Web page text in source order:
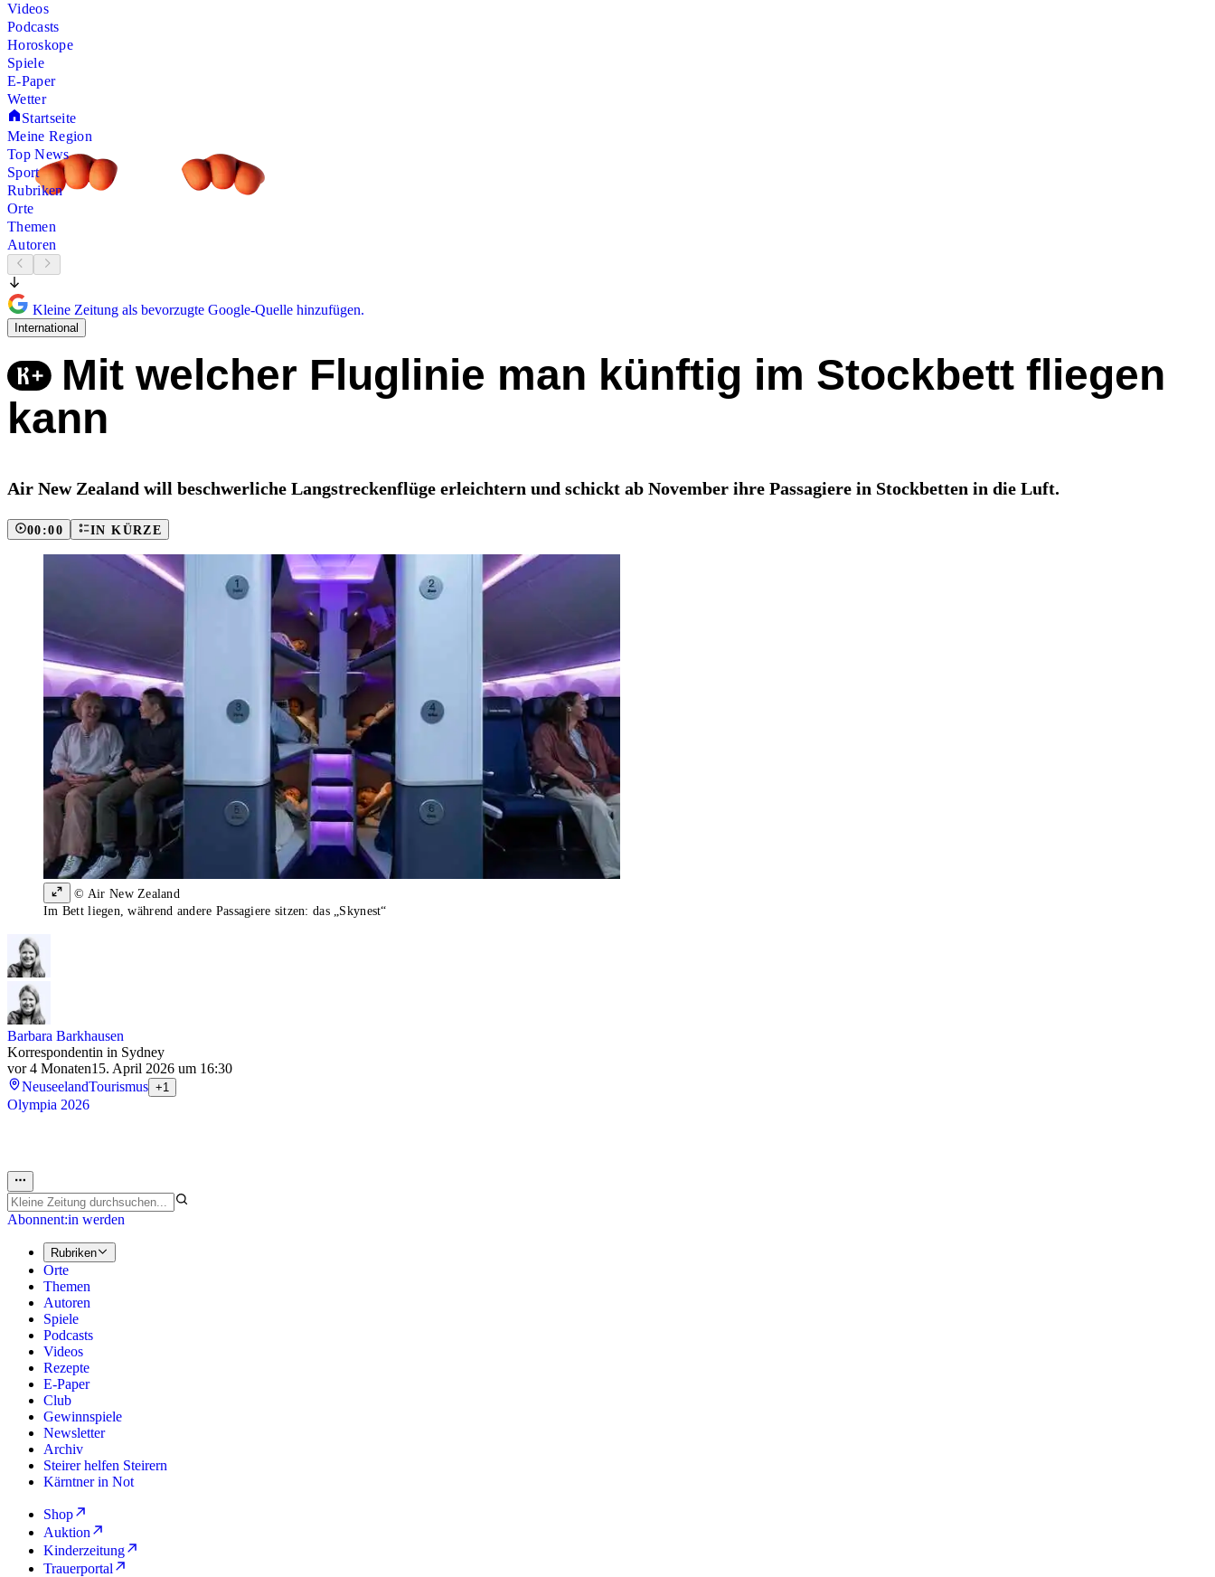
Videos
Podcasts
Horoskope
Spiele
E-Paper
Wetter
Startseite
Meine Region
Top News
Sport
Rubriken
Orte
Themen
Autoren
Kleine Zeitung als bevorzugte Google-Quelle hinzufügen.
International
Mit welcher Fluglinie man künftig im Stockbett fliegen
kann
Air New Zealand will beschwerliche Langstreckenflüge erleichtern und schickt ab November ihre Passagiere in Stockbetten in die Luft.
00:00 IN KÜRZE
© Air New Zealand
Im Bett liegen, während andere Passagiere sitzen: das „Skynest“
Barbara Barkhausen
Korrespondentin in Sydney
vor 4 Monaten15. April 2026 um 16:30
NeuseelandTourismus +1
Olympia 2026
Abonnent:in werden
Rubriken
Orte
Themen
Autoren
Spiele
Podcasts
Videos
Rezepte
E-Paper
Club
Gewinnspiele
Newsletter
Archiv
Steirer helfen Steirern
Kärntner in Not
Shop
Auktion
Kinderzeitung
Trauerportal